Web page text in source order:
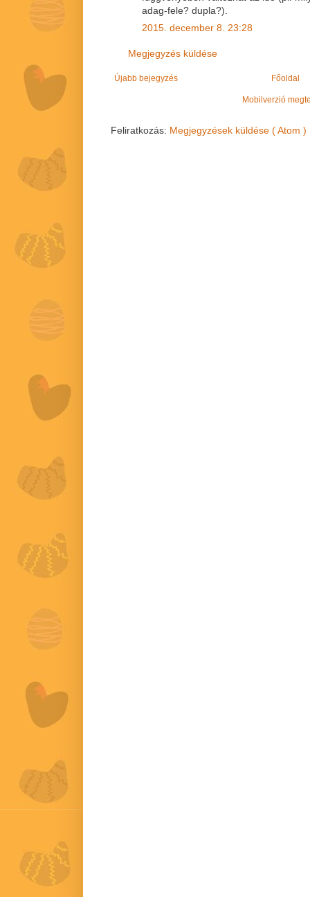
adag-fele? dupla?).
2015. december 8. 23:28
Megjegyzés küldése
Újabb bejegyzés Főoldal
Mobilverzió
Feliratkozás: Megjegyzések küldése ( Atom )